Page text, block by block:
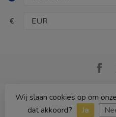
€
© Copyright 2026
Wij slaan cookies op om
dat akkoord?
Ja